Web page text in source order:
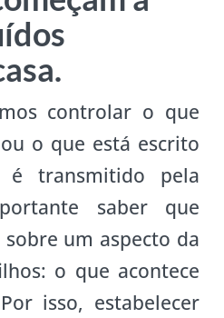
controlar o que
o que está escrito
transmitido pela
saber que
um aspecto da
o que acontece
isso, estabelecer